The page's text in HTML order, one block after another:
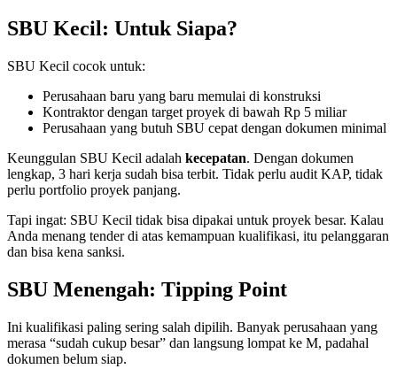
SBU Kecil: Untuk Siapa?
SBU Kecil cocok untuk:
Perusahaan baru yang baru memulai di konstruksi
Kontraktor dengan target proyek di bawah Rp 5 miliar
Perusahaan yang butuh SBU cepat dengan dokumen minimal
Keunggulan SBU Kecil adalah kecepatan. Dengan dokumen
lengkap, 3 hari kerja sudah bisa terbit. Tidak perlu audit KAP, tidak
perlu portfolio proyek panjang.
Tapi ingat: SBU Kecil tidak bisa dipakai untuk proyek besar. Kalau
Anda menang tender di atas kemampuan kualifikasi, itu pelanggaran
dan bisa kena sanksi.
SBU Menengah: Tipping Point
Ini kualifikasi paling sering salah dipilih. Banyak perusahaan yang
merasa “sudah cukup besar” dan langsung lompat ke M, padahal
dokumen belum siap.